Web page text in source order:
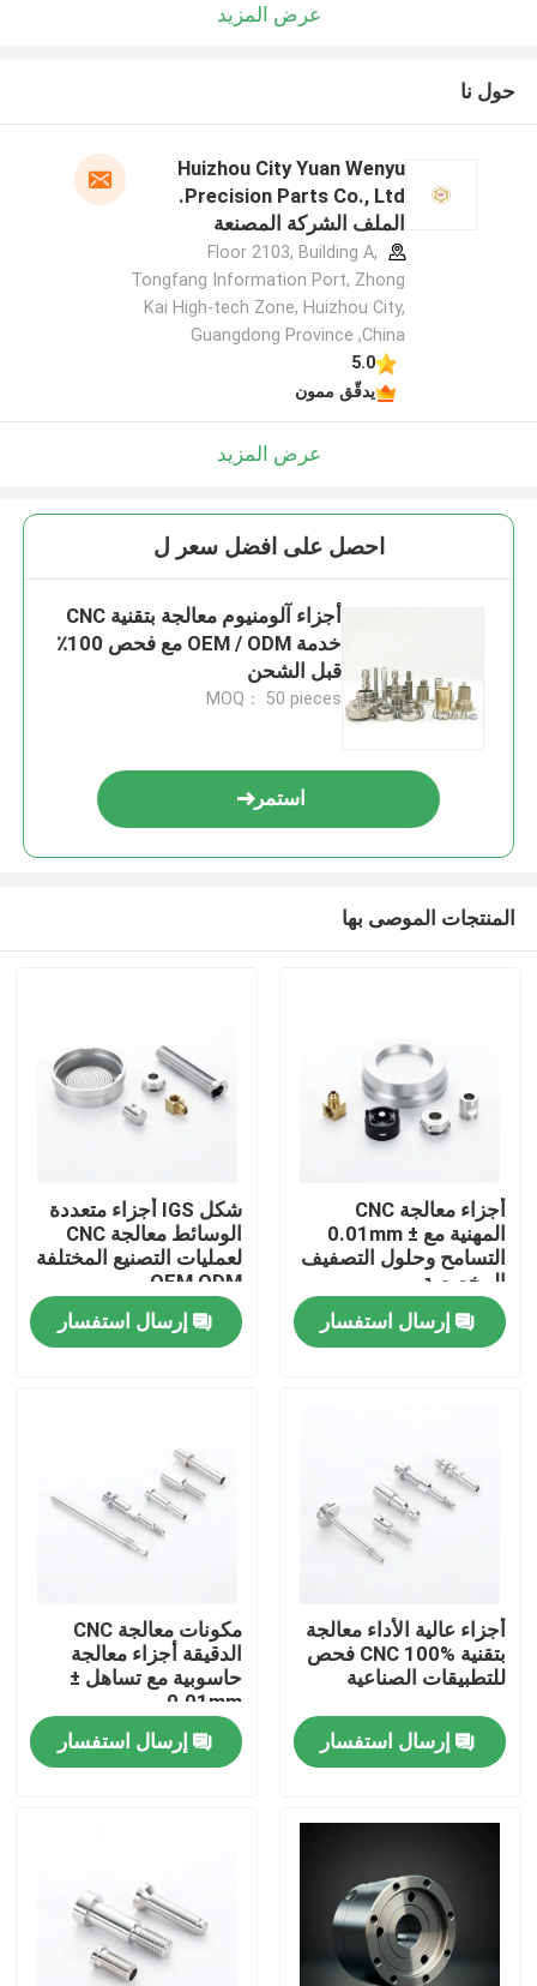
المنزل
مراقبة الجودة
اتصل بنا
أخبار
قطع غيار الآلات باستخدام الحاسب الآلي
أجزاء الطحن باستخدام الحاسب الآلي
عرض المزيد
حول نا
Huizhou City Yuan Wenyu
Precision Parts Co., Ltd.
الملف الشركة المصنعة
Floor 2103, Building A,
Tongfang Information Port, Zhong
Kai High-tech Zone, Huizhou City,
Guangdong Province ,China
5.0
يدقّق ممون
عرض المزيد
احصل على افضل سعر ل
أجزاء آلومنيوم معالجة بتقنية CNC
خدمة OEM / ODM مع فحص 100٪
قبل الشحن
MOQ： 50 pieces
استمر
المنتجات الموصى بها
أجزاء معالجة CNC
المهنية مع ± 0.01mm
التسامح وحلول التصفيف
المخصصة
إرسال استفسار
شكل IGS أجزاء متعددة
الوسائط معالجة CNC
لعمليات التصنيع المختلفة
OEM ODM
إرسال استفسار
أجزاء عالية الأداء معالجة
بتقنية CNC 100% فحص
للتطبيقات الصناعية
إرسال استفسار
مكونات معالجة CNC
الدقيقة أجزاء معالجة
حاسوبية مع تساهل ±
0.01mm
إرسال استفسار